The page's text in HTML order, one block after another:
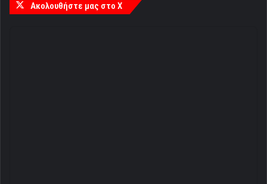
Ακολουθήστε μας στο X